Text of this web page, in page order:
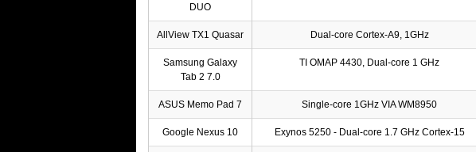
DUO
AllView TX1 Quasar Dual-core Cortex-A9, 1GHz
Samsung Galaxy
Tab 2 7.0
TI OMAP 4430, Dual-core 1 GHz
ASUS Memo Pad 7 Single-core 1GHz VIA WM8950
Google Nexus 10 Exynos 5250 - Dual-core 1.7 GHz Cortex-15